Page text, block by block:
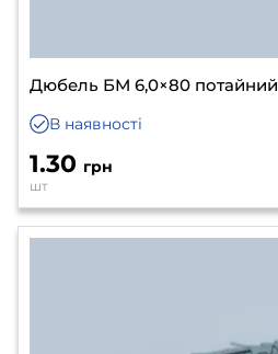
Дюбель БМ 6,0×80 потайний
В наявності
1.30 грн
шт